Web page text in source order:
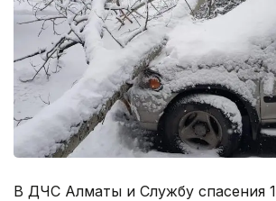
В ДЧС Алматы и Службу спасения